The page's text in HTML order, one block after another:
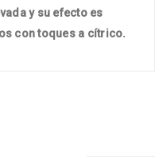
y su efecto es
con toques a cítrico.